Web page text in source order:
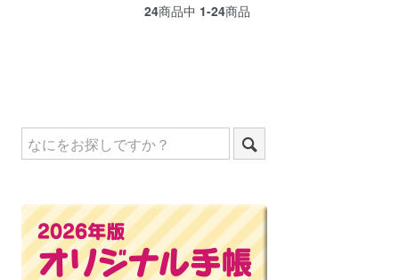
24商品中 1-24商品